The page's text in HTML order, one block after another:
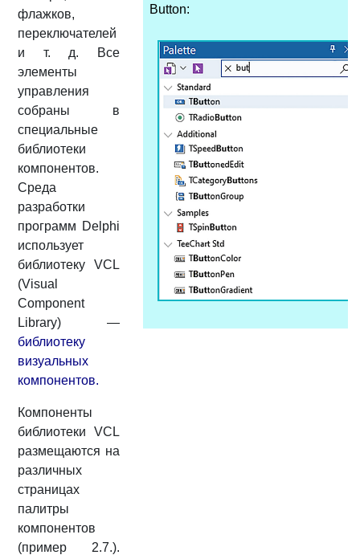
флажков,
переключателей
и т. д. Все
элементы
управления
собраны в
специальные
библиотеки
компонентов.
Среда
разработки
программ Delphi
использует
библиотеку VCL
(Visual
Component
Library) —
библиотеку
визуальных
компонентов.
Компоненты
библиотеки VCL
размещаются на
различных
страницах
палитры
компонентов
(пример 2.7.).
Button: